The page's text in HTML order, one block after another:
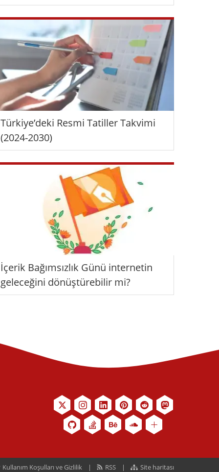
Türkiye’deki Resmi Tatiller Takvimi
(2024-2030)
İçerik Bağımsızlık Günü internetin
geleceğini dönüştürebilir mi?
Kullanım Koşulları ve Gizlilik RSS Site haritası